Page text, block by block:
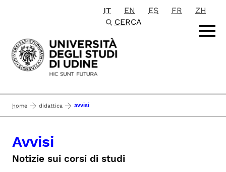
Passa al contenuto principale
IT EN ES FR
ZH
CERCA
home didattica avvisi
Avvisi
Notizie sui corsi di studi